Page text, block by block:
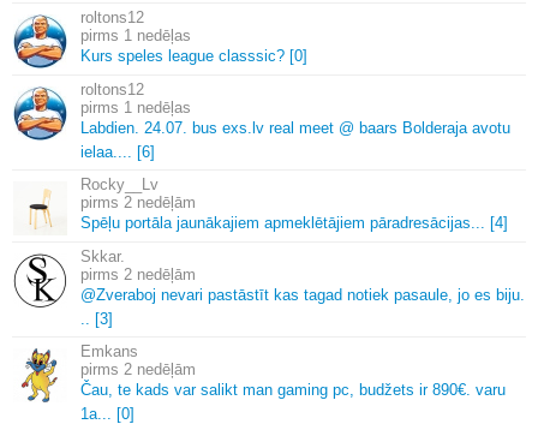
roltons12
1 nedēļas
Kurs speles league classsic? [0]
roltons12
1 nedēļas
Labdien. 24. 07. bus exs. lv real meet @ baars Bolderaja avotu
ielaa.
[6]
Rocky__Lv
2 nedēļām
Spēļu portāla jaunākajiem apmeklētājiem pāradresācijas.
[4]
Skkar.
2 nedēļām
@Zveraboj nevari pastāstīt kas tagad notiek pasaule, jo es biju.
[3]
Emkans
2 nedēļām
Čau, te kads var salikt man gaming pc, budžets ir 890€. varu
1a.
[0]